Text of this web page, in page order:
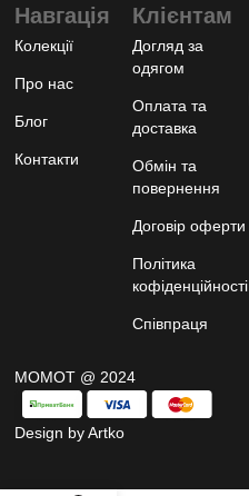
Навгація
Колекції
Про нас
Блог
Контакти
Клієнтам
Догляд за
одягом
Оплата та
доставка
Обмін та
повернення
Договір оферти
Політика
кофіденційності
Співпраця
МОМОТ @ 2024
Design by Artko